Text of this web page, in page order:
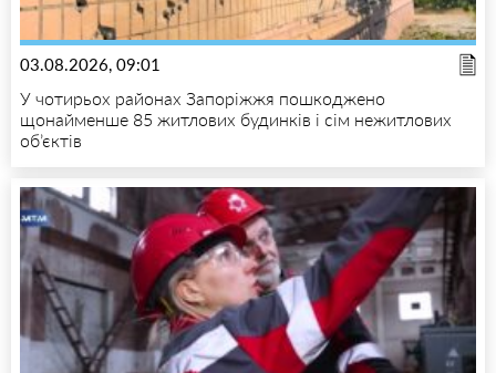
03.08.2026, 09:01
У чотирьох районах Запоріжжя пошкоджено
щонайменше 85 житлових будинків і сім нежитлових
об’єктів